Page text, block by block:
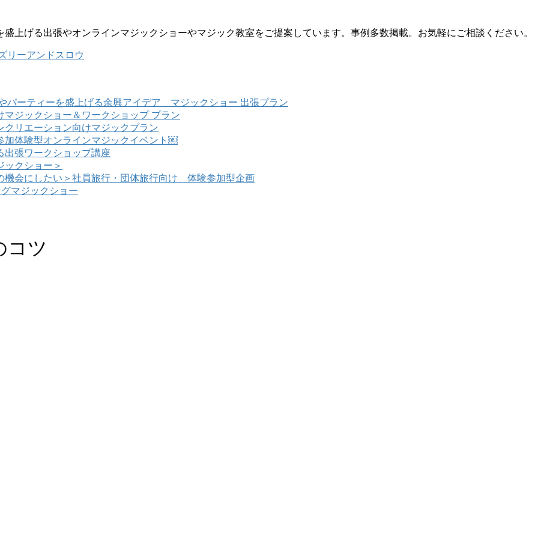
上げる出張やオンラインマジックショーやマジック教室をご提案しています。事例多数掲載。お気軽にご相談ください。
リーアンドスロウ
パーティーを盛上げる余興アイデア マジックショー 出張プラン
マジックショー＆ワークショップ プラン
クリエーション向けマジックプラン
加体験型オンラインマジックイベント￼
出張ワークショップ講座
クショー＞
機会にしたい＞社員旅行・団体旅行向け 体験参加型企画
マジックショー
コツ